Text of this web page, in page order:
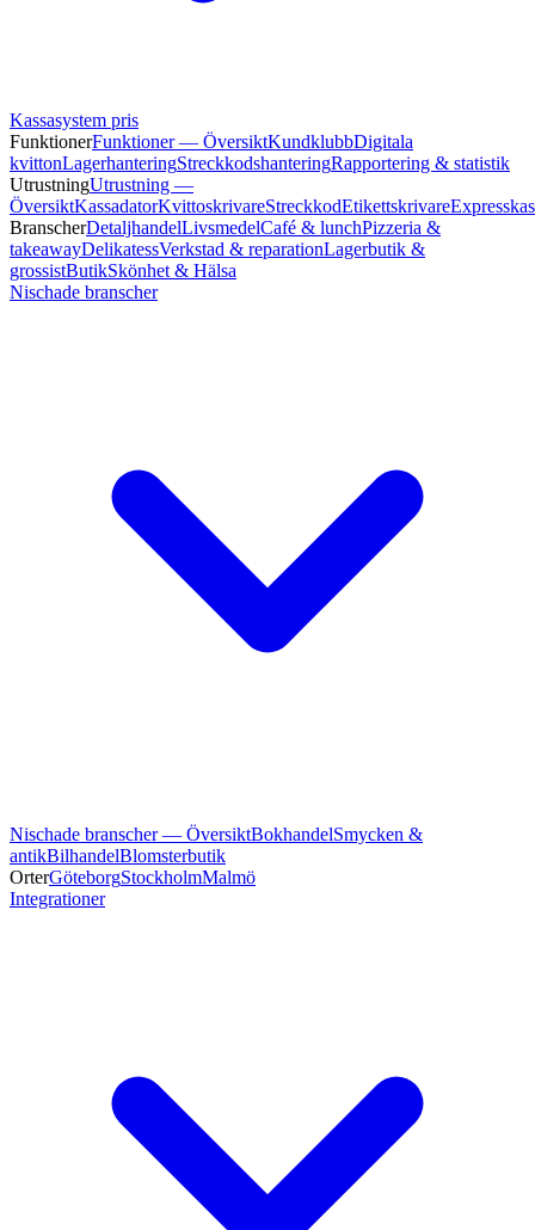
Kassasystem pris
FunktionerFunktioner — ÖversiktKundklubbDigitala
kvittonLagerhanteringStreckkodshanteringRapportering & statistik
UtrustningUtrustning —
ÖversiktKassadatorKvittoskrivareStreckkodEtikettskrivare
BranscherDetaljhandelLivsmedelCafé & lunchPizzeria &
takeawayDelikatessVerkstad & reparationLagerbutik &
grossistButikSkönhet & Hälsa
Nischade branscher
Nischade branscher — ÖversiktBokhandelSmycken &
antikBilhandelBlomsterbutik
OrterGöteborgStockholmMalmö
Integrationer